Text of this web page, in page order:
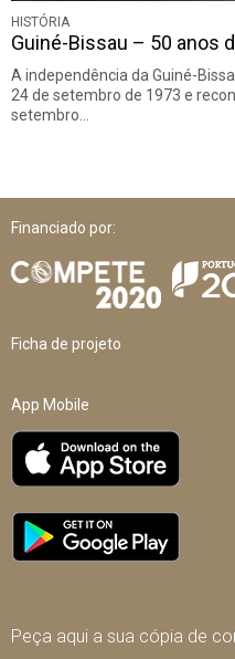
HISTÓRIA
Guiné-Bissau – 50 anos
A independência da Guiné-
24 de setembro de 1973 e
setembro…
Financiado por:
Ficha de projeto
App Mobile
Peça aqui a sua cópia de